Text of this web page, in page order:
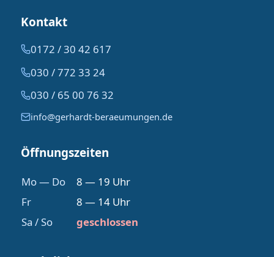
Kontakt
0172 / 30 42 617
030 / 772 33 24
030 / 65 00 76 32
info@gerhardt-beraeumungen.de
Öffnungszeiten
Mo — Do
8 — 19 Uhr
Fr
8 — 14 Uhr
Sa / So
geschlossen